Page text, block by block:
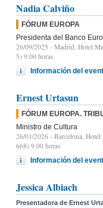
Nadia Calviño
FÓRUM EUROPA
Presidenta del Banco
26/09/2025 - Madrid, Hotel
5) 9:00 horas
Información del
Ernest Urtasun
FÓRUM EUROPA.
Ministro de Cultura
26/01/2026 - Barcelona, Hotel
668) 9.00 horas
Información del
Jessica Albiach
Presentadora de Ernest